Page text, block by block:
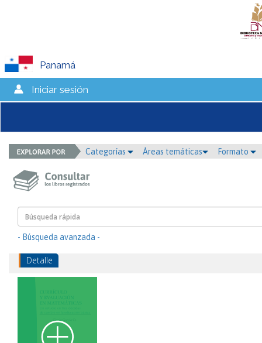
Panamá
Iniciar sesión
Categorías Áreas temáticas Formato
- Búsqueda avanzada -
Detalle